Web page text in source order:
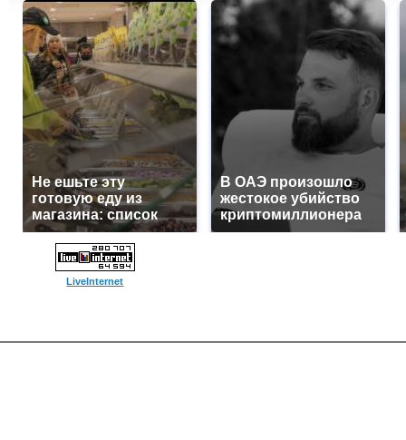
Не ешьте эту
готовую еду из
магазина: список
В ОАЭ произошло
жестокое убийство
криптомиллионера
LiveInternet